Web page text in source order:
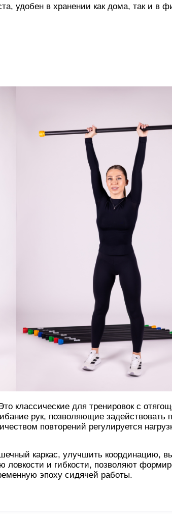
удобен в хранении как дома, так и в
классические для тренировок с
рук, позволяющие задействовать
повторений регулируется
каркас, улучшить координацию,
и гибкости, позволяют
эпоху сидячей работы.